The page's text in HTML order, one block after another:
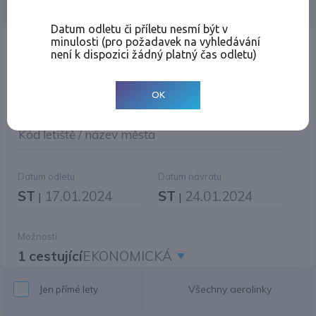
Místo odletu
Kód letiště / název města
Datum odletu
ST | 17.01.2024
Datum návratu
ST | 24.01.2024
Možnosti
1 cestujícíEKONOMICKÁ
Jen přímé lety Všechny aerolinky
Datum odletu či příletu nesmí být v
minulosti (pro požadavek na vyhledávání
není k dispozici žádný platný čas odletu)
OK